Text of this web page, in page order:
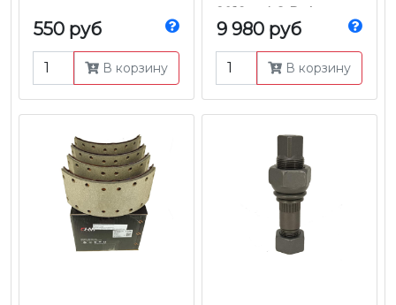
550 руб
В корзину
2018 гг. | G-Brake
9 980 руб
В корзину